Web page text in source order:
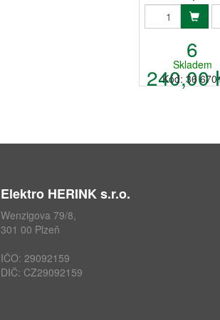
6
240,00
Skladem
Kód: 36
Elektro HERINK s.r.o.
Wenzigova 79/8,
301 00 Plzeň
IČO: 29092159
DIČ: CZ29092159